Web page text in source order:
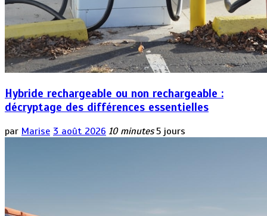
Hybride rechargeable ou non rechargeable :
décryptage des différences essentielles
par Marise 3 août 2026 10 minutes 5 jours